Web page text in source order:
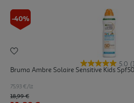
-40%
5.0
Bruma Ambre Solaire Sensitive Kids
75.93 €/Lt
Price reduced from
18,99 €to